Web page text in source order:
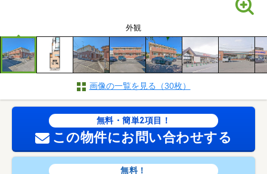
外観
画像の一覧を見る（30枚）
無料・簡単2項目！
この物件にお問い合わせする
無料！